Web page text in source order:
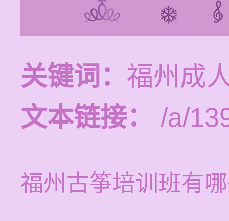
关键词： 福州成
文本链接：
/a/
福州古筝培训班有